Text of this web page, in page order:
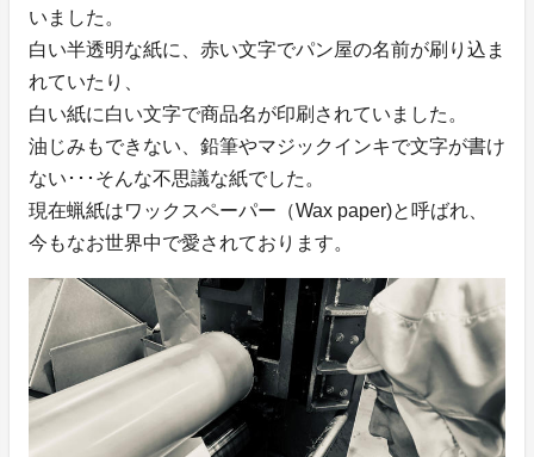
いました。
白い半透明な紙に、赤い文字でパン屋の名前が刷り込ま
れていたり、
白い紙に白い文字で商品名が印刷されていました。
油じみもできない、鉛筆やマジックインキで文字が書け
ない･･･そんな不思議な紙でした。
現在蝋紙はワックスペーパー（Wax paper)と呼ばれ、
今もなお世界中で愛されております。